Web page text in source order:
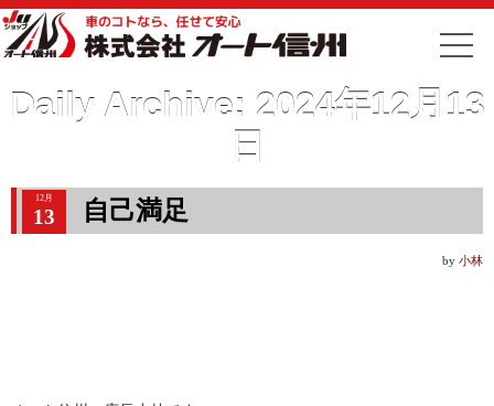
Daily Archive: 2024年12月13
日
12月
13 自己満足
by 小林